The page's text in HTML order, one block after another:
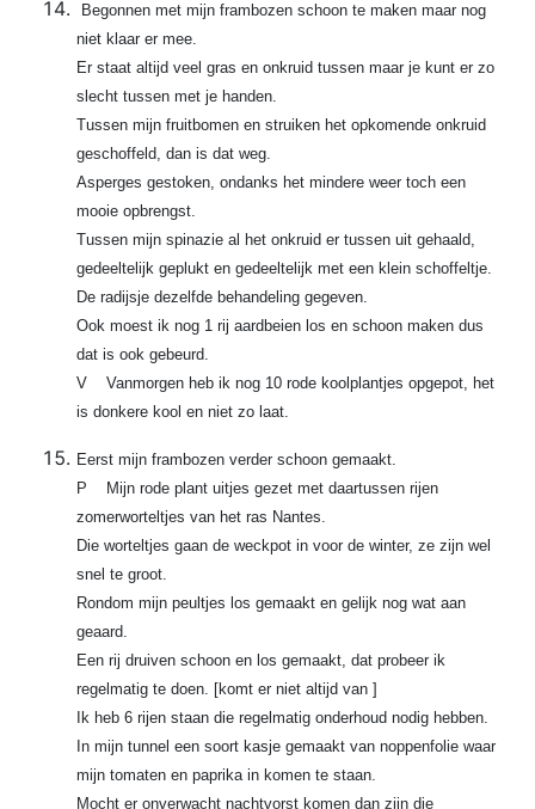
Begonnen met mijn frambozen schoon te maken maar nog
niet klaar er mee.
Er staat altijd veel gras en onkruid tussen maar je kunt er zo
slecht tussen met je handen.
Tussen mijn fruitbomen en struiken het opkomende onkruid
geschoffeld, dan is dat weg.
Asperges gestoken, ondanks het mindere weer toch een
mooie opbrengst.
Tussen mijn spinazie al het onkruid er tussen uit gehaald,
gedeeltelijk geplukt en gedeeltelijk met een klein schoffeltje.
De radijsje dezelfde behandeling gegeven.
Ook moest ik nog 1 rij aardbeien los en schoon maken dus
dat is ook gebeurd.
V Vanmorgen heb ik nog 10 rode koolplantjes opgepot, het
is donkere kool en niet zo laat.
Eerst mijn frambozen verder schoon gemaakt.
P Mijn rode plant uitjes gezet met daartussen rijen
zomerworteltjes van het ras Nantes.
Die worteltjes gaan de weckpot in voor de winter, ze zijn wel
snel te groot.
Rondom mijn peultjes los gemaakt en gelijk nog wat aan
geaard.
Een rij druiven schoon en los gemaakt, dat probeer ik
regelmatig te doen. [komt er niet altijd van ]
Ik heb 6 rijen staan die regelmatig onderhoud nodig hebben.
In mijn tunnel een soort kasje gemaakt van noppenfolie waar
mijn tomaten en paprika in komen te staan.
Mocht er onverwacht nachtvorst komen dan zijn die